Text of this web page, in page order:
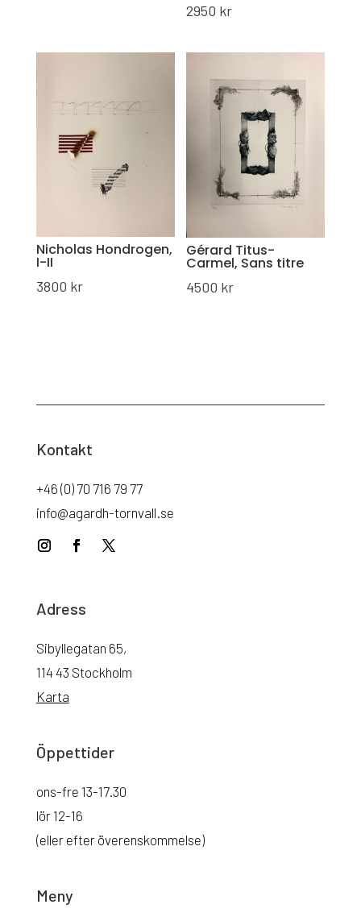
2950 kr
Nicholas Hondrogen,
I-II
3800 kr
Gérard Titus-
Carmel, Sans titre
4500 kr
Kontakt
+46 (0) 70 716 79 77
info@agardh-tornvall.se
Adress
Sibyllegatan 65,
114 43 Stockholm
Karta
Öppettider
ons-fre 13-17.30
lör 12-16
(eller efter överenskommelse)
Meny